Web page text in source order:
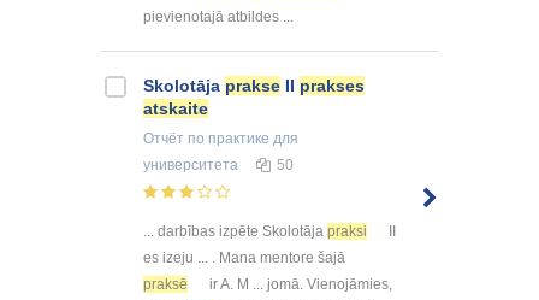
pievienotajā atbildes ...
Skolotāja prakse II prakses
atskaite
Отчёт по практике для
университета
50
... darbības izpēte Skolotāja praksi
II
es izeju ... . Mana mentore šajā
praksē
ir A. M ... jomā. Vienojāmies,